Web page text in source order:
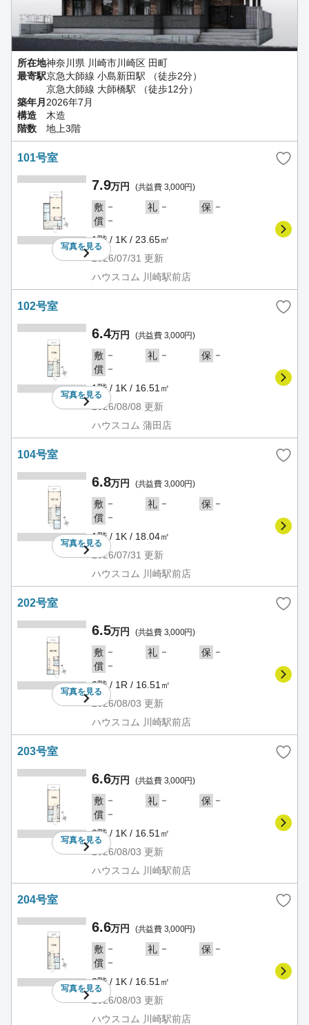
所在地神奈川県 川崎市川崎区 田町
最寄駅京急大師線 小島新田駅 （徒歩2分）
京急大師線 大師橋駅 （徒歩12分）
築年月2026年7月
構造
木造
階数
地上3階
101号室
写真を見る
7.9万円 (共益費 3,000円)
敷 － 礼 － 保 －
償 －
1階 / 1K / 23.65㎡
2026/07/31 更新
ハウスコム 川崎駅前店
102号室
写真を見る
6.4万円 (共益費 3,000円)
敷 － 礼 － 保 －
償 －
1階 / 1K / 16.51㎡
2026/08/08 更新
ハウスコム 蒲田店
104号室
写真を見る
6.8万円 (共益費 3,000円)
敷 － 礼 － 保 －
償 －
1階 / 1K / 18.04㎡
2026/07/31 更新
ハウスコム 川崎駅前店
202号室
写真を見る
6.5万円 (共益費 3,000円)
敷 － 礼 － 保 －
償 －
2階 / 1R / 16.51㎡
2026/08/03 更新
ハウスコム 川崎駅前店
203号室
写真を見る
6.6万円 (共益費 3,000円)
敷 － 礼 － 保 －
償 －
2階 / 1K / 16.51㎡
2026/08/03 更新
ハウスコム 川崎駅前店
204号室
写真を見る
6.6万円 (共益費 3,000円)
敷 － 礼 － 保 －
償 －
2階 / 1K / 16.51㎡
2026/08/03 更新
ハウスコム 川崎駅前店